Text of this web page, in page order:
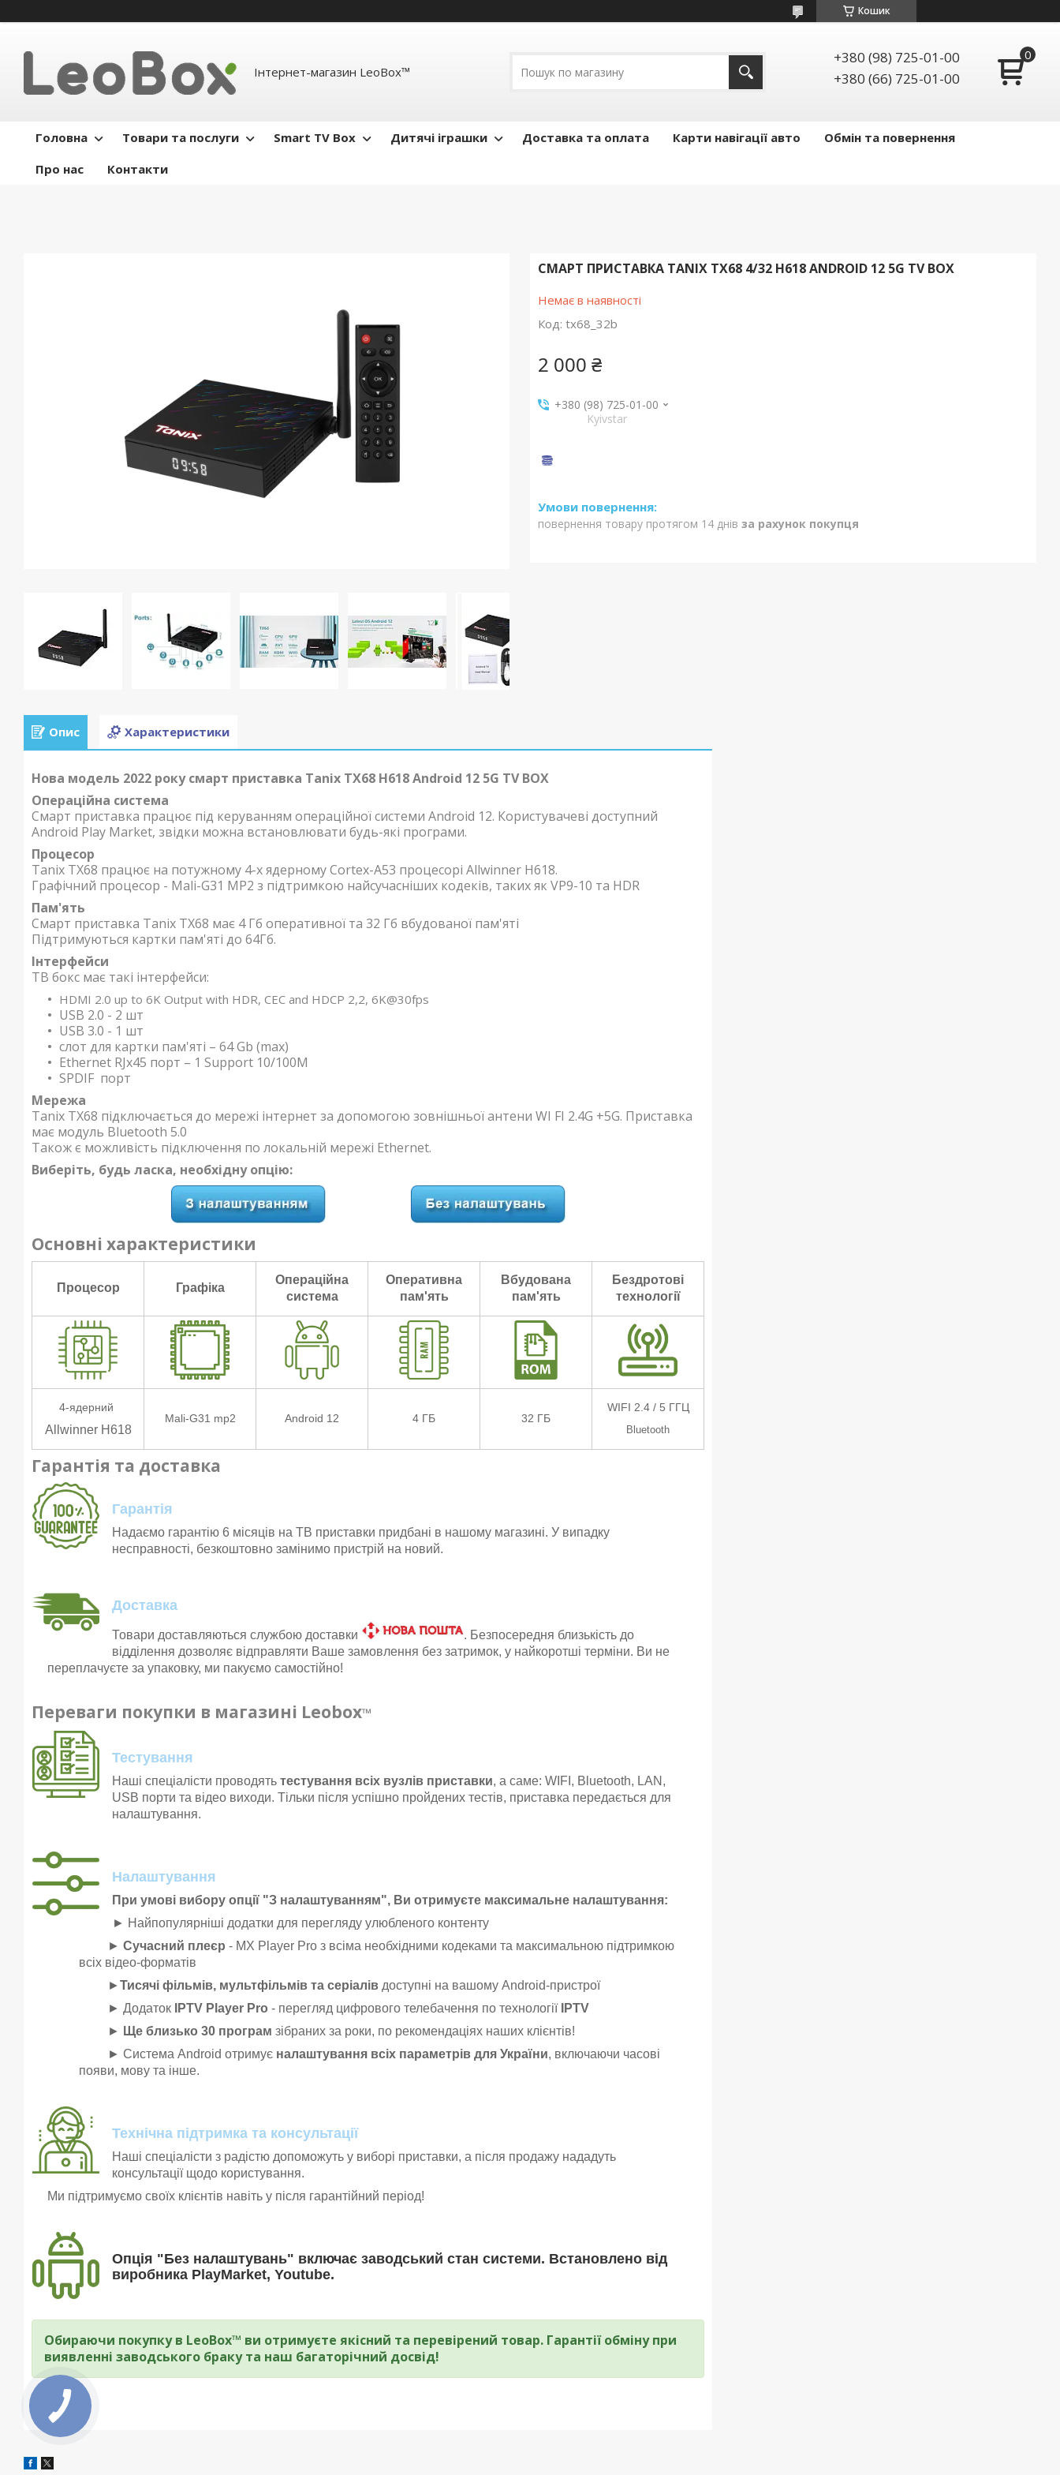
Кошик
Інтернет-магазин LeoBox™
+380 (98) 725-01-00
+380 (66) 725-01-00
Головна Товари та послуги Smart TV Box Дитячі іграшки Доставка та оплата Карти навігації авто
Обмін та повернення
Про нас
Контакти
СМАРТ ПРИСТАВКА TANIX TX68 4/32 H618 ANDROID 12 5G TV BOX
Немає в наявності
Код: tx68_32b
2 000 ₴
+380 (98) 725-01-00
Kyivstar
повернення товару протягом 14 днів за рахунок покупця
Опис Характеристики
Нова модель 2022 року смарт приставка Tanix TX68 H618 Android 12 5G TV BOX
Операційна система
Смарт приставка працює під керуванням операційної системи Android 12. Користувачеві доступний
Android Play Market, звідки можна встановлювати будь-які програми.
Процесор
Tanix TX68 працює на потужному 4-х ядерному Cortex-A53 процесорі Allwinner H618.
Графічний процесор - Mali-G31 MP2 з підтримкою найсучасніших кодеків, таких як VP9-10 та HDR
Пам'ять
Смарт приставка Tanix TX68 має 4 Гб оперативної та 32 Гб вбудованої пам'яті
Підтримуються картки пам'яті до 64Гб.
Інтерфейси
ТВ бокс має такі інтерфейси:
HDMI 2.0 up to 6K Output with HDR, CEC and HDCP 2,2, 6K@30fps
USB 2.0 - 2 шт
USB 3.0 - 1 шт
слот для картки пам'яті – 64 Gb (max)
Ethernet RJx45 порт – 1 Support 10/100М
SPDIF порт
Мережа
Tanix TX68 підключається до мережі інтернет за допомогою зовнішньої антени WI FI 2.4G +5G. Приставка
має модуль Bluetooth 5.0
Також є можливість підключення по локальній мережі Ethernet.
Виберіть, будь ласка, необхідну опцію:
Основні характеристики
Процесор Графіка
Операційна
система
Оперативна
пам'ять
Вбудована
пам'ять
Бездротові
технології
4-ядерний
Allwinner H618
Mali-G31 mp2 Android 12 4 ГБ 32 ГБ
WIFI 2.4 / 5 ГГЦ
Bluetooth
Гарантія та доставка
Гарантія
Надаємо гарантію 6 місяців на ТВ приставки придбані в нашому магазині. У випадку
несправності, безкоштовно замінимо пристрій на новий.
Доставка
Товари доставляються службою доставки
. Безпосередня близькість до
відділення дозволяє відправляти Ваше замовлення без затримок, у найкоротші терміни. Ви не
переплачуєте за упаковку, ми пакуємо самостійно!
Переваги покупки в магазині Leobox™
Тестування
Наші спеціалісти проводять тестування всіх вузлів приставки, а саме: WIFI, Bluetooth, LAN,
USB порти та відео виходи. Тільки після успішно пройдених тестів, приставка передається для
налаштування.
Налаштування
При умові вибору опції "З налаштуванням", Ви отримуєте максимальне налаштування:
► Найпопулярніші додатки для перегляду улюбленого контенту
► Сучасний плеєр - MX Player Pro з всіма необхідними кодеками та максимальною підтримкою
всіх відео-форматів
► Тисячі фільмів, мультфільмів та серіалів доступні на вашому Android-пристрої
► Додаток
IPTV Player Pro - перегляд цифрового телебачення по технології IPTV
►
Ще близько 30 програм зібраних за роки, по рекомендаціях наших клієнтів!
► Система Android отримує налаштування всіх параметрів для України, включаючи часові
появи, мову та інше.
Технічна підтримка та консультації
Наші спеціалісти з радістю допоможуть у виборі приставки, а після продажу нададуть
консультації щодо користування.
Ми підтримуємо своїх клієнтів навіть у після гарантійний період!
Опція "Без налаштувань" включає заводський стан системи. Встановлено від
виробника PlayMarket, Youtube.
Обираючи покупку в LeoBox™ ви отримуєте якісний та перевірений товар. Гарантії обміну при
виявленні заводського браку та наш багаторічний досвід!